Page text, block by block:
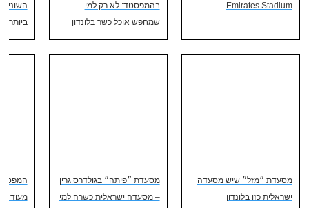
Emirates Stadium
בהמפסטד: לא רק למי
שמחפש אוכל כשר בלונדון
ביותר
מסעדת ״מזל״ שיש מסעדה
ישראלית כזו בלונדון
מסעדת ״פיתה״ בגולדרס גרין
– מסעדה ישראלית כשרה למי
מעוד